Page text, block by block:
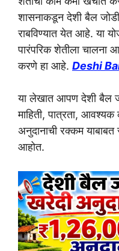
शासनाकडून देशी बैल
राबविण्यात येत आहे. या
पारंपरिक शेतीला चालना
करणे हा आहे. Deshi
या लेखात आपण देशी बैल
माहिती, पात्रता,
अनुदानाची रक्कम याबाबत
आहोत.